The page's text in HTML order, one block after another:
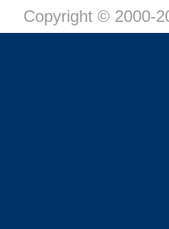
Copyright © 2000-